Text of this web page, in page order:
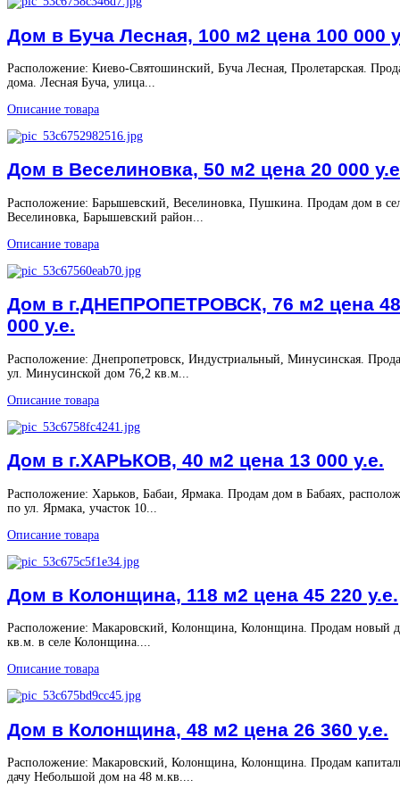
Дом в Буча Лесная, 100 м2 цена 100 000
Расположение: Киево-Святошинский, Буча Лесная, Пролетарская.
дома. Лесная Буча, улица...
Описание товара
Дом в Веселиновка, 50 м2 цена 20 000
Расположение: Барышевский, Веселиновка, Пушкина. Продам дом в
Веселиновка, Барышевский район...
Описание товара
Дом в г.ДНЕПРОПЕТРОВСК, 76 м2 цена 48
000 у.е.
Расположение: Днепропетровск, Индустриальный, Минусинская.
ул. Минусинской дом 76,2 кв.м...
Описание товара
Дом в г.ХАРЬКОВ, 40 м2 цена 13 000 у.е.
Расположение: Харьков, Бабаи, Ярмака. Продам дом в Бабаях,
по ул. Ярмака, участок 10...
Описание товара
Дом в Колонщина, 118 м2 цена 45 220 у.е.
Расположение: Макаровский, Колонщина, Колонщина. Продам новый
кв.м. в селе Колонщина....
Описание товара
Дом в Колонщина, 48 м2 цена 26 360 у.е.
Расположение: Макаровский, Колонщина, Колонщина. Продам
дачу Небольшой дом на 48 м.кв....